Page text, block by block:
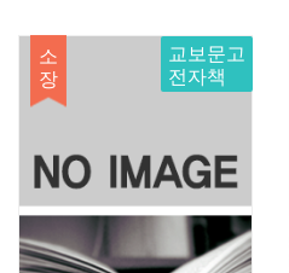
소
장
교보문고
전자책